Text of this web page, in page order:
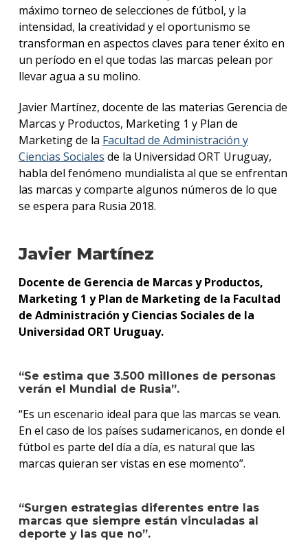
de la
máximo torneo de selecciones de fútbol, y la
intensidad, la creatividad y el oportunismo se
transforman en aspectos claves para tener éxito en
un período en el que todas las marcas pelean por
llevar agua a su molino.
Javier Martínez, docente de las materias Gerencia de
Marcas y Productos, Marketing 1 y Plan de
Marketing de la Facultad de Administración y
Ciencias Sociales de la Universidad ORT Uruguay,
habla del fenómeno mundialista al que se enfrentan
las marcas y comparte algunos números de lo que
se espera para Rusia 2018.
Javier Martínez
Docente de Gerencia de Marcas y Productos,
Marketing 1 y Plan de Marketing de la Facultad
de Administración y Ciencias Sociales de la
Universidad ORT Uruguay.
“Se estima que 3.500 millonesde personas
verán el Mundial de Rusia”.
“Es un escenario ideal para que las marcas se vean.
En el caso de los países sudamericanos, en donde el
fútbol es parte del día a día, es natural que las
marcas quieran ser vistas en ese momento”.
“Surgen estrategias diferentes entre las
marcas que siempre están vinculadas al
deporte y las que no”.